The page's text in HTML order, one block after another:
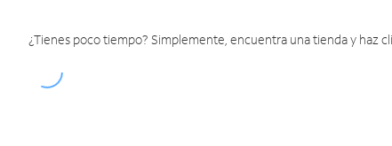
¿Tienes poco tiempo? Simplemente, encuentra una tienda y haz